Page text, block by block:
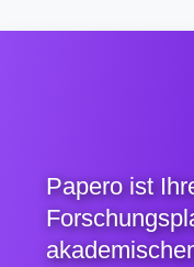
Papero ist